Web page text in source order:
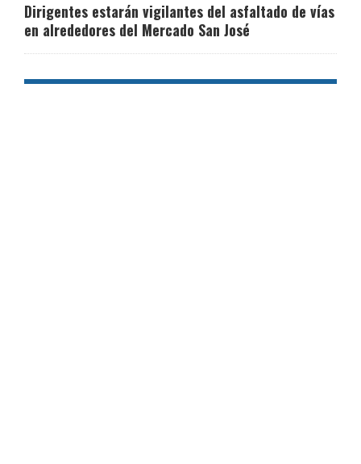
Dirigentes estarán vigilantes del asfaltado de vías
en alrededores del Mercado San José